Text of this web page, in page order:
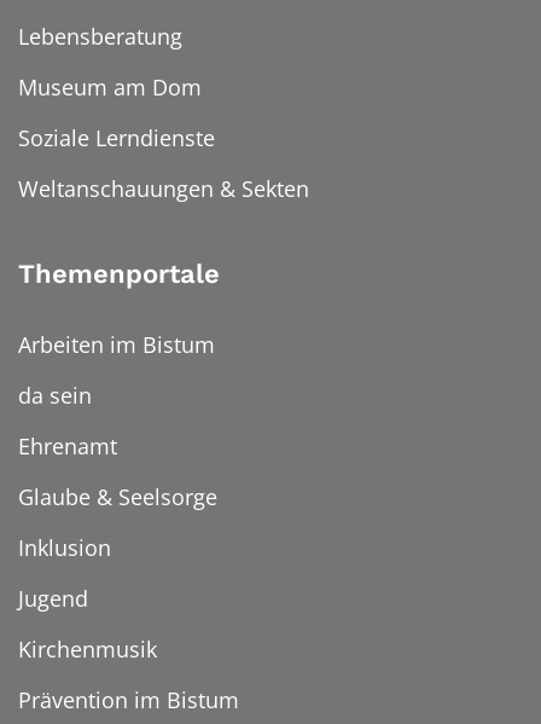
Lebensberatung
Museum am Dom
Soziale Lerndienste
Weltanschauungen & Sekten
Themenportale
Arbeiten im Bistum
da sein
Ehrenamt
Glaube & Seelsorge
Inklusion
Jugend
Kirchenmusik
Prävention im Bistum